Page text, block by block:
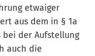
etwaiger
aus dem in § 1a
bei der Aufstellung
auch die